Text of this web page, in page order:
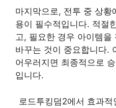
마지막으로, 전투 중 상
용이 필수적입니다. 적절
고, 필요한 경우 아이템을
바꾸는 것이 중요합니다.
어우러지면 최종적으로
입니다.
로드투킹덤2에서 효과